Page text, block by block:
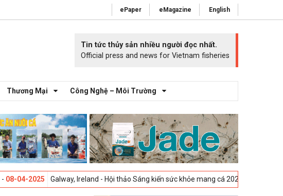
ePaper eMagazine English
Tin tức thủy sản nhiều người đọc nhất.
Official press and news for Vietnam fisheries
Thương Mại Công Nghệ – Môi Trường
Galway, Ireland - Hội thảo Sáng kiến sức khỏe mang cá 2025 -23-04-2025